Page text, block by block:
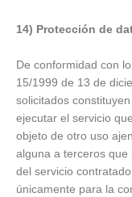
14) Protección de
De conformidad con
15/1999 de 13 de
solicitados
ejecutar el servicio
objeto de otro uso
alguna a terceros que
del servicio
únicamente para la